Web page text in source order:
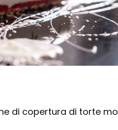
di copertura di torte